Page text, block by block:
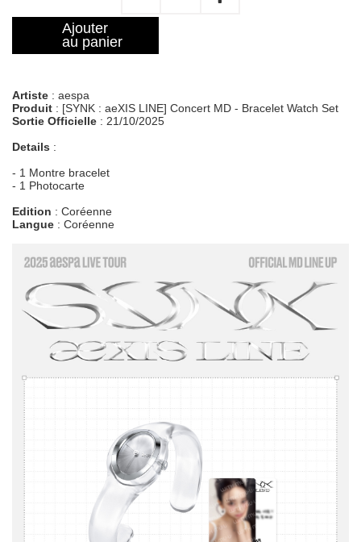
Ajouter
au panier
Artiste : aespa
Produit : [SYNK : aeXIS LINE] Concert MD - Bracelet Watch Set
Sortie Officielle : 21/10/2025
Details :
- 1 Montre bracelet
- 1 Photocarte
Edition : Coréenne
Langue : Coréenne